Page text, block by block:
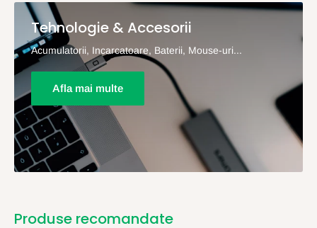
Tehnologie & Accesorii
Acumulatorii, Incarcatoare, Baterii, Mouse-uri...
Afla mai multe
Produse recomandate